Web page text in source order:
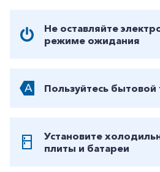
Не оставляйте
режиме ожидания
Пользуйтесь бытовой
Установите
плиты и батареи